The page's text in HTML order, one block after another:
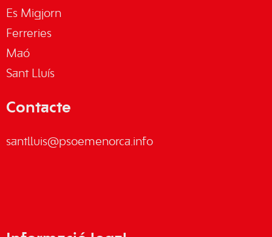
Es Migjorn
Ferreries
Maó
Sant Lluís
Contacte
santlluis@psoemenorca.info